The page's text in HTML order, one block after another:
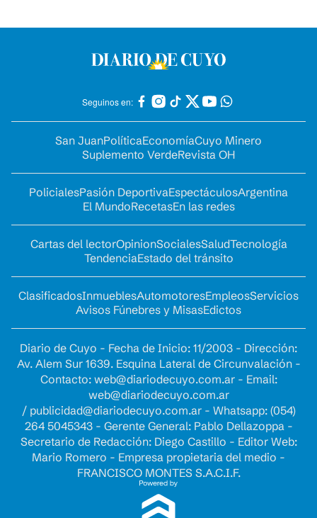
Seguinos en:
San JuanPolíticaEconomíaCuyo Minero
Suplemento VerdeRevista OH
PolicialesPasión DeportivaEspectáculosArgentina
El MundoRecetasEn las redes
Cartas del lectorOpinionSocialesSaludTecnología
TendenciaEstado del tránsito
ClasificadosInmueblesAutomotoresEmpleosServicios
Avisos Fúnebres y MisasEdictos
Diario de Cuyo - Fecha de Inicio: 11/2003 - Dirección:
Av. Alem Sur 1639. Esquina Lateral de Circunvalación -
Contacto: web@diariodecuyo.com.ar- Email:
web@diariodecuyo.com.ar
/ publicidad@diariodecuyo.com.ar- Whatsapp: (054)
264 5045343 - Gerente General: Pablo Dellazoppa -
Secretario de Redacción: Diego Castillo - Editor Web:
Mario Romero - Empresa propietaria del medio -
FRANCISCO MONTES S.A.C.I.F.